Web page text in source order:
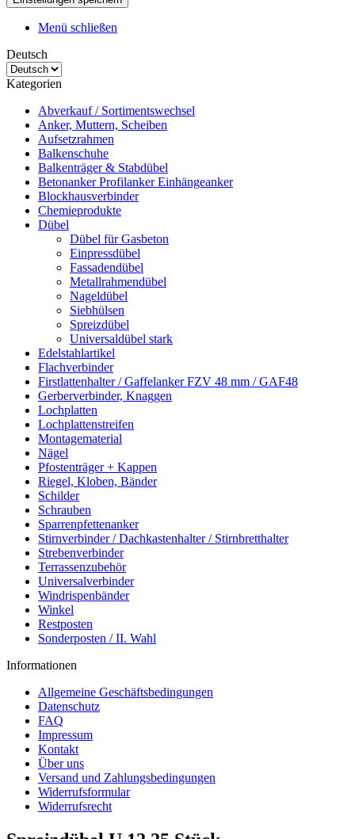
Menü schließen
Deutsch
Kategorien
Abverkauf / Sortimentswechsel
Anker, Muttern, Scheiben
Aufsetzrahmen
Balkenschuhe
Balkenträger & Stabdübel
Betonanker Profilanker Einhängeanker
Blockhausverbinder
Chemieprodukte
Dübel
Dübel für Gasbeton
Einpressdübel
Fassadendübel
Metallrahmendübel
Nageldübel
Siebhülsen
Spreizdübel
Universaldübel stark
Edelstahlartikel
Flachverbinder
Firstlattenhalter / Gaffelanker FZV 48 mm / GAF48
Gerberverbinder, Knaggen
Lochplatten
Lochplattenstreifen
Montagematerial
Nägel
Pfostenträger + Kappen
Riegel, Kloben, Bänder
Schilder
Schrauben
Sparrenpfettenanker
Stirnverbinder / Dachkastenhalter / Stirnbretthalter
Strebenverbinder
Terrassenzubehör
Universalverbinder
Windrispenbänder
Winkel
Restposten
Sonderposten / II. Wahl
Informationen
Allgemeine Geschäftsbedingungen
Datenschutz
FAQ
Impressum
Kontakt
Über uns
Versand und Zahlungsbedingungen
Widerrufsformular
Widerrufsrecht